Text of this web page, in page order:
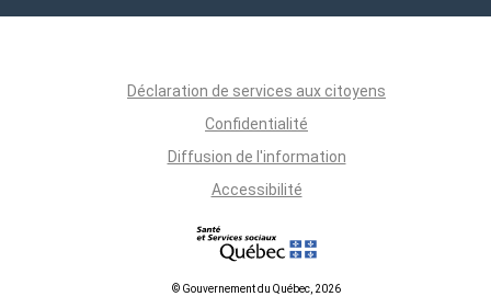
Déclaration de services aux citoyens
Confidentialité
Diffusion de l'information
Accessibilité
© Gouvernement du Québec, 2026